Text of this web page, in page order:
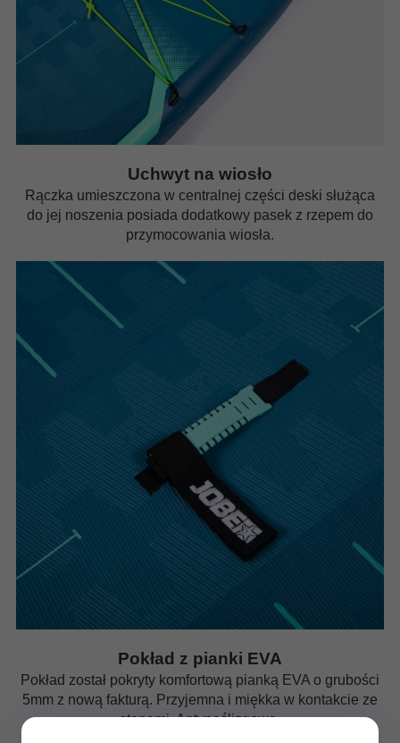
Uchwyt na wiosło
Rączka umieszczona w centralnej części deski służąca
do jej noszenia posiada dodatkowy pasek z rzepem do
przymocowania wiosła.
Pokład z pianki EVA
Pokład został pokryty komfortową pianką EVA o grubości
5mm z nową fakturą. Przyjemna i miękka w kontakcie ze
stopami. Antypoślizgowa.